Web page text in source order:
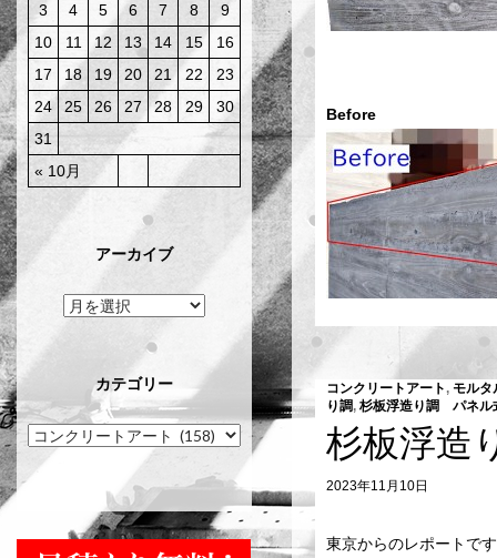
« 10月
3
4 5 6 7 8
9
10
11 12 13 14 15
16
17
18 19 20 21 22
23
24
25 26 27 28 29
30
31
アーカイブ
カテゴリー コンクリートアート , モル
り調, 杉板浮造り調 パネル
杉板浮造
2023年11月10日
東京からのレポートで